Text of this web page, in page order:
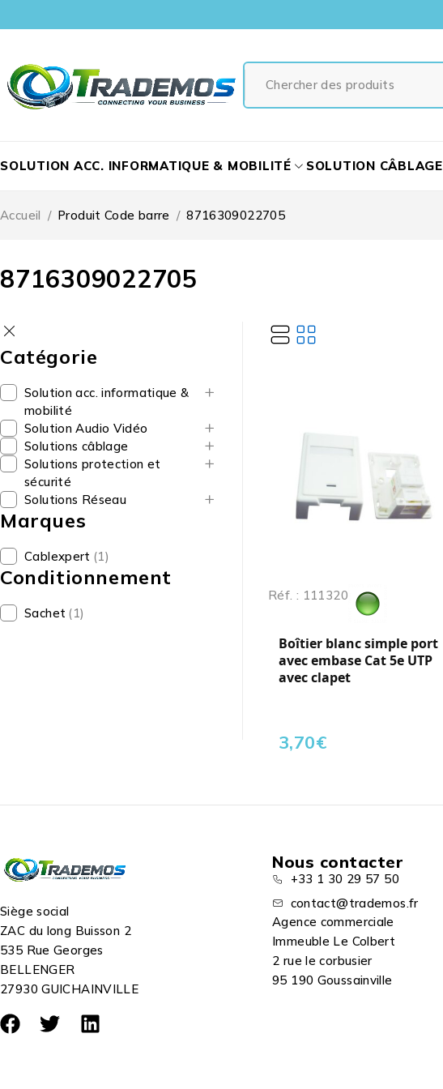
SOLUTION ACC. INFORMATIQUE & MOBILITÉ SOLUTION CÂBLAGE
8716309022705
Accueil / Produit Code barre / 8716309022705
Catégorie
Solution acc. informatique &
mobilité
Solution Audio Vidéo
Solutions câblage
Solutions protection et
sécurité
Solutions Réseau
Marques
Cablexpert (1)
Conditionnement
Sachet (1)
Réf. : 111320
Boîtier blanc simple port
avec embase Cat 5e UTP
avec clapet
3,70€
Siège social
ZAC du long Buisson 2
535 Rue Georges
BELLENGER
27930 GUICHAINVILLE
Nous contacter
+33 1 30 29 57 50
contact@trademos.fr
Agence commerciale
Immeuble Le Colbert
2 rue le corbusier
95 190 Goussainville